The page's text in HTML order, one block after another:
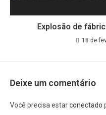
Explosão de
18 de
Deixe um comentário
Você precisa estarconectado